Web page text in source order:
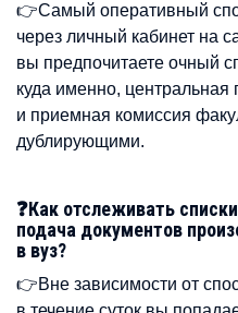
👉Самый оперативный
через личный кабинет на
вы предпочитаете очный
куда именно,
и приемная комиссия
дублирующими.
❓Как отслеживать
подача документов
в вуз?
👉Вне зависимости от